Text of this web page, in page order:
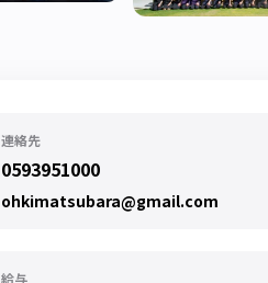
連絡先
0593951000
ohkimatsubara@gmail.com
給与